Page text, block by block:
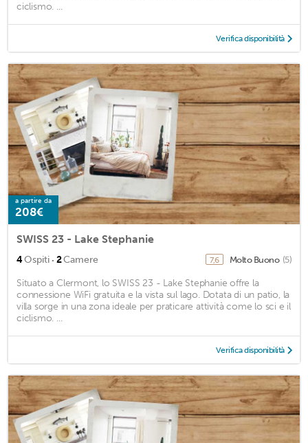
ciclismo. ...
Verifica disponibilità
a partire da
208€
SWISS 23 - Lake Stephanie
4Ospiti · 2Camere 7,6 Molto Buono (5)
Situato a Clermont, lo SWISS 23 - Lake Stephanie offre la
connessione WiFi gratuita e la vista sul lago. Dotata di un patio, la
villa sorge in una zona ideale per praticare attività come lo sci e il
ciclismo. ...
Verifica disponibilità